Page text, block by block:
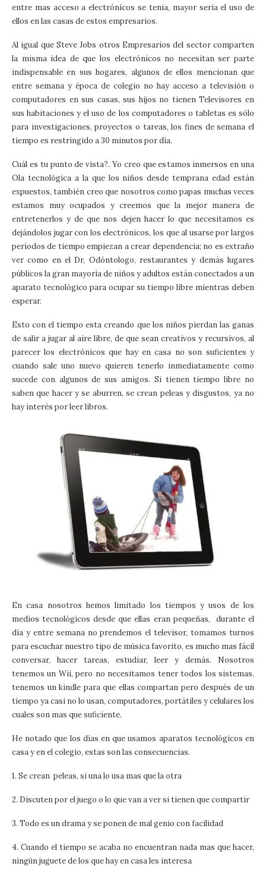
entre mas acceso a electrónicos se tenia, mayor seria el uso de
ellos en las casas de estos empresarios.
Al igual que Steve Jobs otros Empresarios del sector comparten
la misma idea de que los electrónicos no necesitan ser parte
indispensable en sus hogares, algunos de ellos mencionan que
entre semana y época de colegio no hay acceso a televisión o
computadores en sus casas, sus hijos no tienen Televisores en
sus habitaciones y el uso de los computadores o tabletas es sólo
para investigaciones, proyectos o tareas, los fines de semana el
tiempo es restringido a 30 minutos por día.
Cuál es tu punto de vista?. Yo creo que estamos inmersos en una
Ola tecnológica a la que los niños desde temprana edad están
expuestos, también creo que nosotros como papas muchas veces
estamos muy ocupados y creemos que la mejor manera de
entretenerlos y de que nos dejen hacer lo que necesitamos es
dejándolos jugar con los electrónicos, los que al usarse por largos
períodos de tiempo empiezan a crear dependencia; no es extraño
ver como en el Dr, Odóntologo, restaurantes y demás lugares
públicos la gran mayoría de niños y adultos están conectados a un
aparato tecnológico para ocupar su tiempo libre mientras deben
esperar.
Esto con el tiempo esta creando que los niños pierdan las ganas
de salir a jugar al aire libre, de que sean creativos y recursivos, al
parecer los electrónicos que hay en casa no son suficientes y
cuando sale uno nuevo quieren tenerlo inmediatamente como
sucede con algunos de sus amigos. Si tienen tiempo libre no
saben que hacer y se aburren, se crean peleas y disgustos, ya no
hay interés por leer libros.
En casa nosotros hemos limitado los tiempos y usos de los
medios tecnológicos desde que ellas eran pequeñas, durante el
día y entre semana no prendemos el televisor, tomamos turnos
para escuchar nuestro tipo de música favorito, es mucho mas fácil
conversar, hacer tareas, estudiar, leer y demás. Nosotros
tenemos un Wii, pero no necesitamos tener todos los sistemas,
tenemos un kindle para que ellas compartan pero después de un
tiempo ya casi no lo usan, computadores, portátiles y celulares los
cuales son mas que suficiente.
He notado que los días en que usamos aparatos tecnológicos en
casa y en el colegio, estas son las consecuencias.
1. Se crean peleas, si una lo usa mas que la otra
2. Discuten por el juego o lo que van a ver si tienen que compartir
3. Todo es un drama y se ponen de mal genio con facilidad
4. Cuando el tiempo se acaba no encuentran nada mas que hacer,
ningún juguete de los que hay en casa les interesa